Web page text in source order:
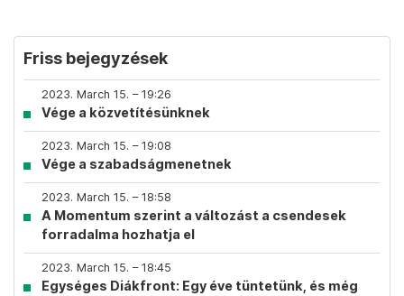
Friss bejegyzések
2023. March 15. – 19:26
Vége a közvetítésünknek
2023. March 15. – 19:08
Vége a szabadságmenetnek
2023. March 15. – 18:58
A Momentum szerint a változást a csendesek
forradalma hozhatja el
2023. March 15. – 18:45
Egységes Diákfront: Egy éve tüntetünk, és még